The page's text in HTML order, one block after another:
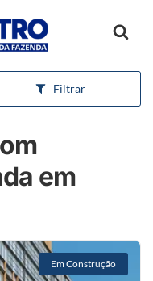
Filtrar
em
Em Construção